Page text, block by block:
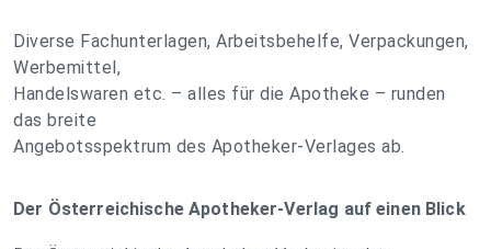
Diverse Fachunterlagen, Arbeitsbehelfe, Verpackungen,
Werbemittel,
Handelswaren etc. – alles für die Apotheke – runden
das breite
Angebotsspektrum des Apotheker-Verlages ab.
Der Österreichische Apotheker-Verlag auf einen Blick